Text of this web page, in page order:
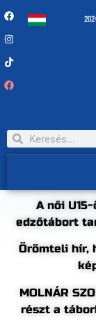
A női
edzőtábort
Örömteli hír,
MOLNÁR
részt a